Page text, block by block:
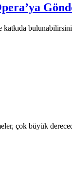
çok büyük